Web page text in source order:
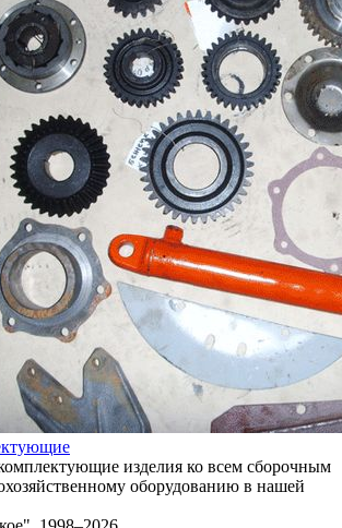
изделия ко всем сборочным
оборудованию в нашей